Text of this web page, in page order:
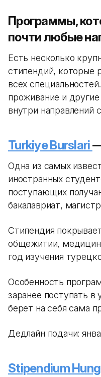
Программы,
почти любые
Есть несколько
стипендий, которые
всех
проживание и
внутри направлений
Turkiye Burslari
Одна из самых
иностранных
поступающих
бакалавриат,
Стипендия
общежитии,
год изучения
Особенность
заранее поступать в
берет на себя сама
Дедлайн подачи:
Stipendium